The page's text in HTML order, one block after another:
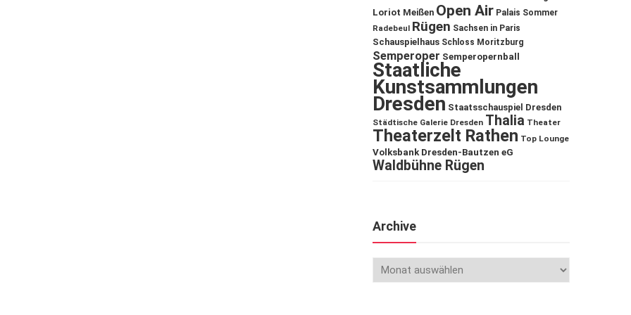
Loriot Meißen Open Air Palais Sommer
Radebeul Rügen Sachsen in Paris
Schauspielhaus Schloss Moritzburg
Semperoper Semperopernball
Staatliche
Kunstsammlungen
Dresden Staatsschauspiel Dresden
Städtische Galerie Dresden Thalia Theater
Theaterzelt Rathen Top Lounge
Volksbank Dresden-Bautzen eG
Waldbühne Rügen
Archive